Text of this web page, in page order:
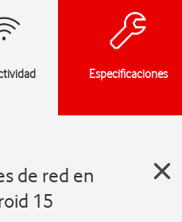
Especificaciones
de red en
15